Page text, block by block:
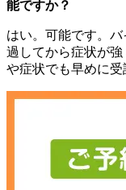
能ですか？
はい。可能です。
過してから症状が
や症状でも早めに受